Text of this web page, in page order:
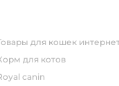
товары для кошек
корм для котов
royal canin